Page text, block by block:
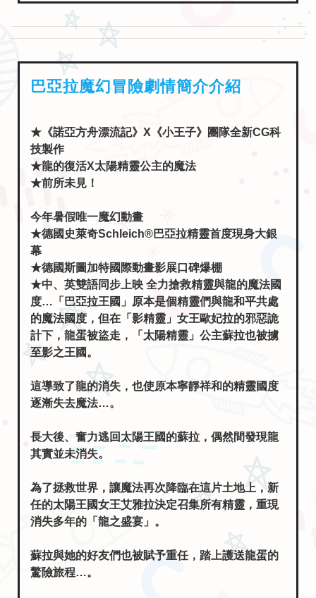
巴亞拉魔幻冒險劇情簡介介紹
★《諾亞方舟漂流記》X《小王子》團隊全新CG科
技製作
★龍的復活X太陽精靈公主的魔法
★前所未見！
今年暑假唯一魔幻動畫
★德國史萊奇Schleich®巴亞拉精靈首度現身大銀
幕
★德國斯圖加特國際動畫影展口碑爆棚
★中、英雙語同步上映 全力搶救精靈與龍的魔法國
度…「巴亞拉王國」原本是個精靈們與龍和平共處
的魔法國度，但在「影精靈」女王歐妃拉的邪惡詭
計下，龍蛋被盜走，「太陽精靈」公主蘇拉也被擄
至影之王國。
這導致了龍的消失，也使原本寧靜祥和的精靈國度
逐漸失去魔法…。
長大後、奮力逃回太陽王國的蘇拉，偶然間發現龍
其實並未消失。
為了拯救世界，讓魔法再次降臨在這片土地上，新
任的太陽王國女王艾雅拉決定召集所有精靈，重現
消失多年的「龍之盛宴」。
蘇拉與她的好友們也被賦予重任，踏上護送龍蛋的
驚險旅程…。